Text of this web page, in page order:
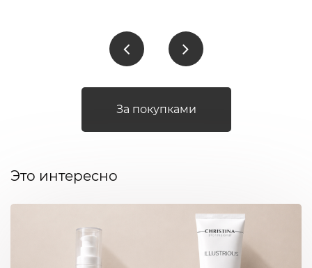
За покупками
Это интересно